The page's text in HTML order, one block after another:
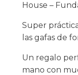
House –
Super
las gafas de
Un regalo
mano con